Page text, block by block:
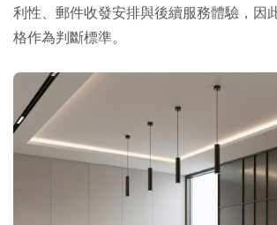
利性、郵件收發安排與後續服務體驗，因
格作為判斷標準。